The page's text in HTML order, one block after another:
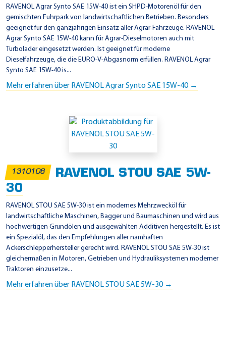
RAVENOL Agrar Synto SAE 15W-40 ist ein SHPD-Motorenöl für den
gemischten Fuhrpark von landwirtschaftlichen Betrieben. Besonders
geeignet für den ganzjährigen Einsatz aller Agrar-Fahrzeuge. RAVENOL
Agrar Synto SAE 15W-40 kann für Agrar-Dieselmotoren auch mit
Turbolader eingesetzt werden. Ist geeignet für moderne
Dieselfahrzeuge, die die EURO-V-Abgasnorm erfüllen. RAVENOL Agrar
Synto SAE 15W-40 is...
Mehr erfahren über RAVENOL Agrar Synto SAE 15W-40 →
1310108
RAVENOL STOU SAE 5W-
30
RAVENOL STOU SAE 5W-30 ist ein modernes Mehrzwecköl für
landwirtschaftliche Maschinen, Bagger und Baumaschinen und wird aus
hochwertigen Grundölen und ausgewählten Additiven hergestellt. Es ist
ein Spezialöl, das den Empfehlungen aller namhaften
Ackerschlepperhersteller gerecht wird. RAVENOL STOU SAE 5W-30 ist
gleichermaßen in Motoren, Getrieben und Hydrauliksystemen moderner
Traktoren einzusetze...
Mehr erfahren über RAVENOL STOU SAE 5W-30 →